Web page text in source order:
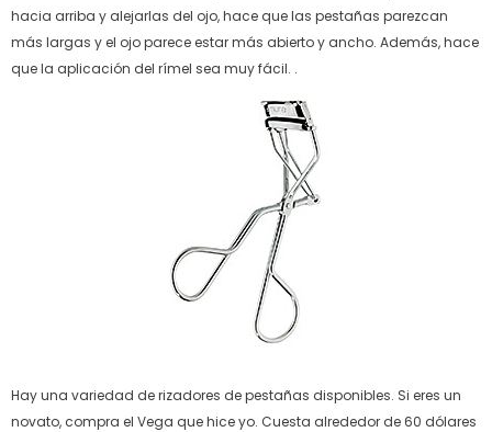
hacia arriba y alejarlas del ojo, hace que las pestañas parezcan
más largas y el ojo parece estar más abierto y ancho. Además, hace
que la aplicación del rímel sea muy fácil. .
Hay una variedad de rizadores de pestañas disponibles. Si eres un
novato, compra el Vega que hice yo. Cuesta alrededor de 60 dólares